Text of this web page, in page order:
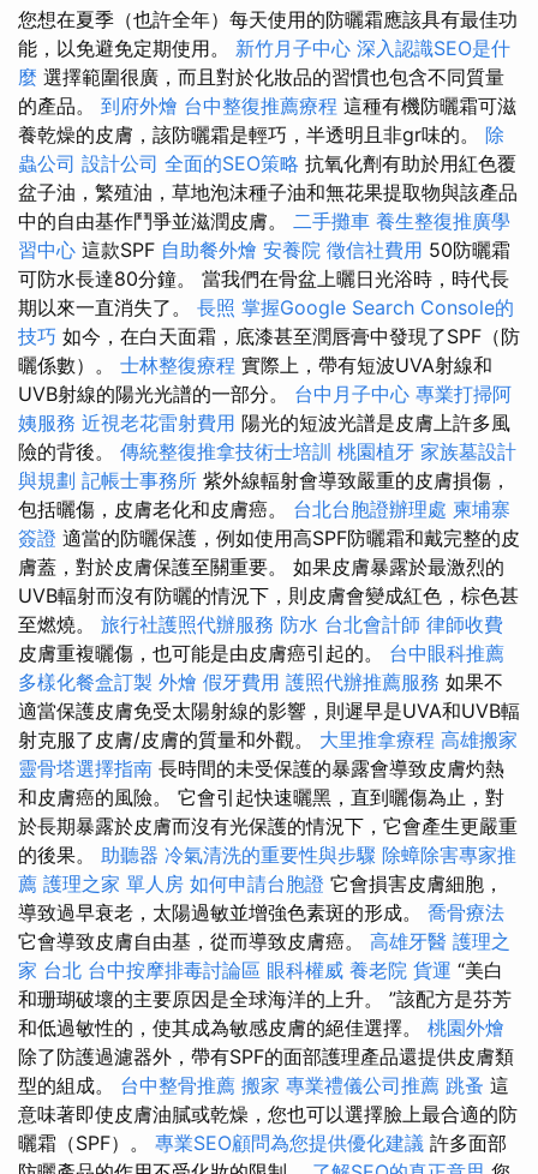
您想在夏季（也許全年）每天使用的防曬霜應該具有最佳功
能，以免避免定期使用。 新竹月子中心 深入認識SEO是什
麼 選擇範圍很廣，而且對於化妝品的習慣也包含不同質量
的產品。 到府外燴 台中整復推薦療程 這種有機防曬霜可滋
養乾燥的皮膚，該防曬霜是輕巧，半透明且非gr味的。 除
蟲公司 設計公司 全面的SEO策略 抗氧化劑有助於用紅色覆
盆子油，繁殖油，草地泡沫種子油和無花果提取物與該產品
中的自由基作鬥爭並滋潤皮膚。 二手攤車 養生整復推廣學
習中心 這款SPF 自助餐外燴 安養院 徵信社費用 50防曬霜
可防水長達80分鐘。 當我們在骨盆上曬日光浴時，時代長
期以來一直消失了。 長照 掌握Google Search Console的
技巧 如今，在白天面霜，底漆甚至潤唇膏中發現了SPF（防
曬係數）。 士林整復療程 實際上，帶有短波UVA射線和
UVB射線的陽光光譜的一部分。 台中月子中心 專業打掃阿
姨服務 近視老花雷射費用 陽光的短波光譜是皮膚上許多風
險的背後。 傳統整復推拿技術士培訓 桃園植牙 家族墓設計
與規劃 記帳士事務所 紫外線輻射會導致嚴重的皮膚損傷，
包括曬傷，皮膚老化和皮膚癌。 台北台胞證辦理處 柬埔寨
簽證 適當的防曬保護，例如使用高SPF防曬霜和戴完整的皮
膚蓋，對於皮膚保護至關重要。 如果皮膚暴露於最激烈的
UVB輻射而沒有防曬的情況下，則皮膚會變成紅色，棕色甚
至燃燒。 旅行社護照代辦服務 防水 台北會計師 律師收費
皮膚重複曬傷，也可能是由皮膚癌引起的。 台中眼科推薦
多樣化餐盒訂製 外燴 假牙費用 護照代辦推薦服務 如果不
適當保護皮膚免受太陽射線的影響，則遲早是UVA和UVB輻
射克服了皮膚/皮膚的質量和外觀。 大里推拿療程 高雄搬家
靈骨塔選擇指南 長時間的未受保護的暴露會導致皮膚灼熱
和皮膚癌的風險。 它會引起快速曬黑，直到曬傷為止，對
於長期暴露於皮膚而沒有光保護的情況下，它會產生更嚴重
的後果。 助聽器 冷氣清洗的重要性與步驟 除蟑除害專家推
薦 護理之家 單人房 如何申請台胞證 它會損害皮膚細胞，
導致過早衰老，太陽過敏並增強色素斑的形成。 喬骨療法
它會導致皮膚自由基，從而導致皮膚癌。 高雄牙醫 護理之
家 台北 台中按摩排毒討論區 眼科權威 養老院 貨運 “美白
和珊瑚破壞的主要原因是全球海洋的上升。 ”該配方是芬芳
和低過敏性的，使其成為敏感皮膚的絕佳選擇。 桃園外燴
除了防護過濾器外，帶有SPF的面部護理產品還提供皮膚類
型的組成。 台中整骨推薦 搬家 專業禮儀公司推薦 跳蚤 這
意味著即使皮膚油膩或乾燥，您也可以選擇臉上最合適的防
曬霜（SPF）。 專業SEO顧問為您提供優化建議 許多面部